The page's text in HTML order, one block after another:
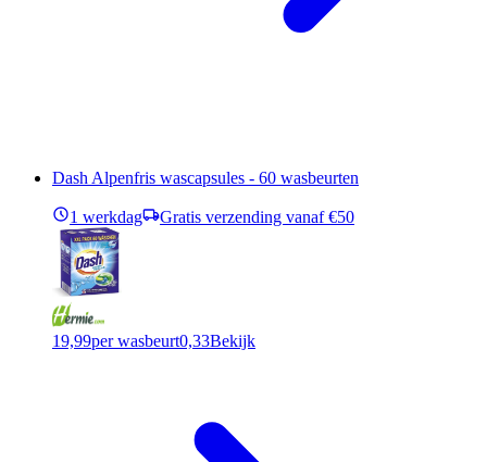
Dash Alpenfris wascapsules - 60 wasbeurten
1 werkdag Gratis verzending vanaf €50
19,99per wasbeurt0,33Bekijk